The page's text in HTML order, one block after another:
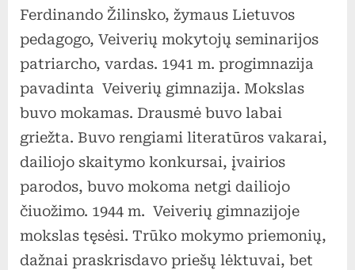
Ferdinando Žilinsko, žymaus Lietuvos
pedagogo, Veiverių mokytojų seminarijos
patriarcho, vardas. 1941 m. progimnazija
pavadinta Veiverių gimnazija. Mokslas
buvo mokamas. Drausmė buvo labai
griežta. Buvo rengiami literatūros vakarai,
dailiojo skaitymo konkursai, įvairios
parodos, buvo mokoma netgi dailiojo
čiuožimo. 1944 m. Veiverių gimnazijoje
mokslas tęsėsi. Trūko mokymo priemonių,
dažnai praskrisdavo priešų lėktuvai, bet